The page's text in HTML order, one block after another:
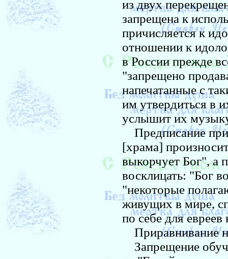
из двух
запрещена к
причисляется к
отношении к
в России прежде
"запрещено
напечатанные с
им утвердиться в
услышит их
Предписание
[храма]
выкорчует Бог", а
восклицать: "Бог
"некоторые
живущих в мире,
по себе для
Приравнивание
Запрещение